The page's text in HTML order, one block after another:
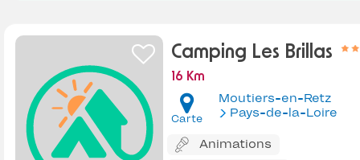
Camping Les Brillas
16 Km
Carte
Moutiers-en-Retz
Pays-de-la-Loire
Animations